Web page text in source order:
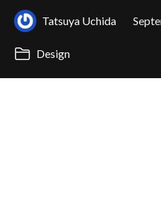
Tatsuya Uchida
Design